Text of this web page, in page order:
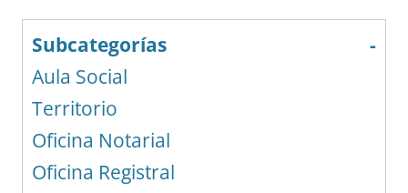
Subcategorías
-
Aula Social
Territorio
Oficina Notarial
Oficina Registral